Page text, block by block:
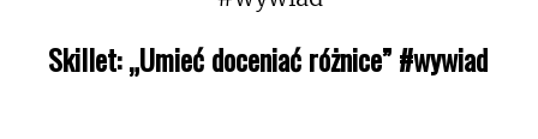
Skillet: „Umieć doceniać różnice” #wywiad